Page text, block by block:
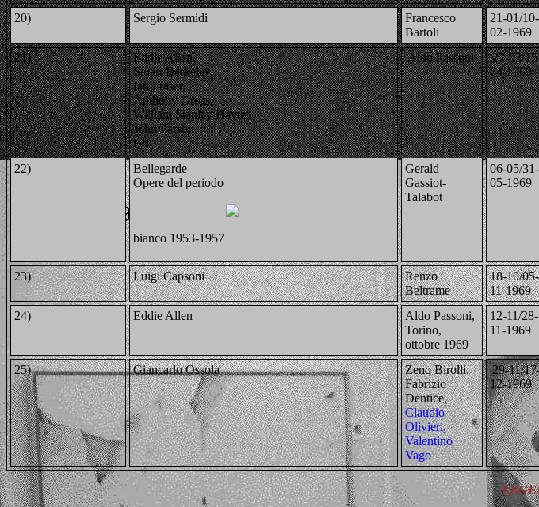
20) Sergio Sermidi
Francesco
Bartoli
21-01/10-
02-1969
21)
Eddie Allen,
Stuart Berkeley,
Ian Fraser,
Anthony Gross,
William Stanley Hayter,
John Parson,
Bri
Aldo Passoni
27-03/
04-1969
22)
Bellegarde
Opere del periodo
bianco 1953-1957
Gerald
Gassiot-
Talabot
06-05/31-
05-1969
23) Luigi Capsoni
Renzo
Beltrame
18-10/05-
11-1969
24)
Eddie Allen
Aldo Passoni,
Torino,
ottobre 1969
12-11/28-
11-1969
25) Giancarlo Ossola
Zeno Birolli,
Fabrizio
Dentice,
Claudio
Olivieri,
Valentino
Vago
29-11/
12-1969